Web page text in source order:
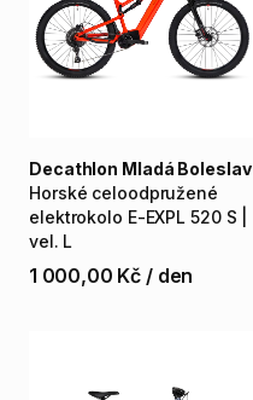
Horské celoodpružené
elektrokolo E-EXPL 520 S
vel. L
Decathlon Mladá Boleslav
1 000,00 Kč / den